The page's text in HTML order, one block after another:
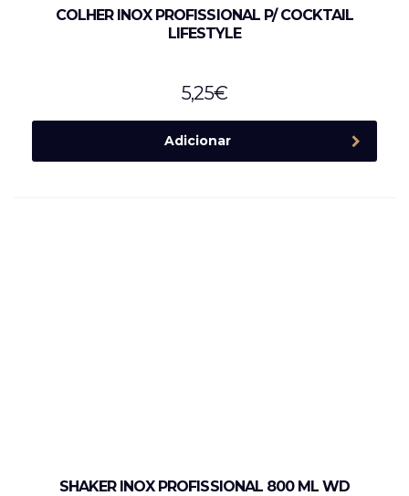
COLHER INOX PROFISSIONAL P/ COCKTAIL
LIFESTYLE
5,25€
Adicionar
SHAKER INOX PROFISSIONAL 800 ML WD